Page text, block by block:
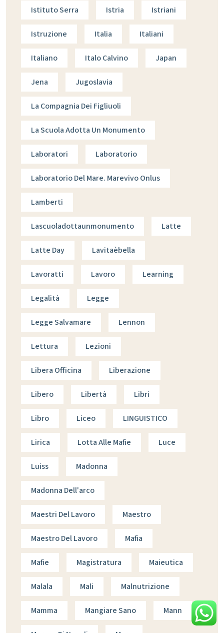
Istituto Serra Istria Istriani
Istruzione Italia Italiani
Italiano Italo Calvino Japan
Jena Jugoslavia
La Compagnia Dei Figliuoli
La Scuola Adotta Un Monumento
Laboratori Laboratorio
Laboratorio Del Mare. Marevivo Onlus
Lamberti
Lascuoladottaunmonumento Latte
Latte Day Lavitaèbella
Lavoratti Lavoro Learning
Legalità Legge
Legge Salvamare Lennon
Lettura Lezioni
Libera Officina Liberazione
Libero Libertà Libri
Libro Liceo LINGUISTICO
Lirica Lotta Alle Mafie Luce
Luiss Madonna
Madonna Dell'arco
Maestri Del Lavoro Maestro
Maestro Del Lavoro Mafia
Mafie Magistratura Maieutica
Malala Mali Malnutrizione
Mamma Mangiare Sano Mann